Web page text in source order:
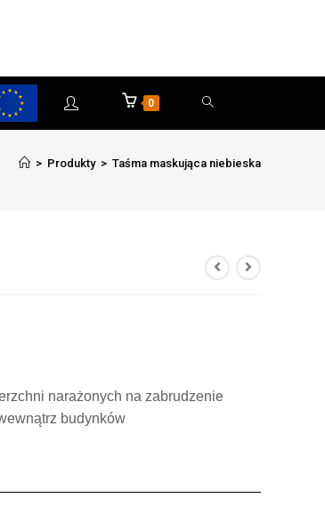
0
> Produkty > Taśma maskująca niebieska
narażonych na zabrudzenie
budynków